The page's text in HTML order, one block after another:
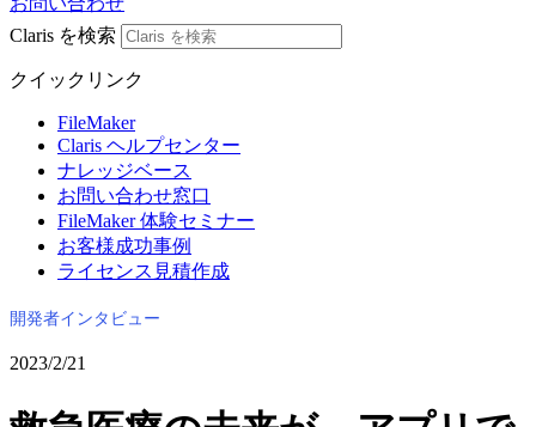
Claris を検索
クイックリンク
FileMaker
Claris ヘルプセンター
ナレッジベース
お問い合わせ窓口
FileMaker 体験セミナー
お客様成功事例
ライセンス見積作成
開発者インタビュー
2023/2/21